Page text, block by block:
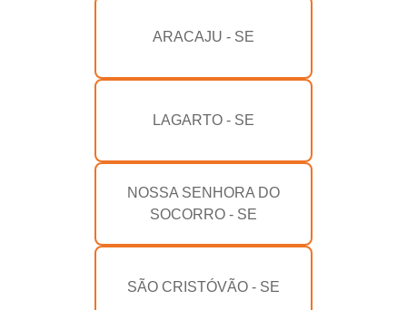
ARACAJU - SE
LAGARTO - SE
NOSSA SENHORA DO
SOCORRO - SE
SÃO CRISTÓVÃO - SE